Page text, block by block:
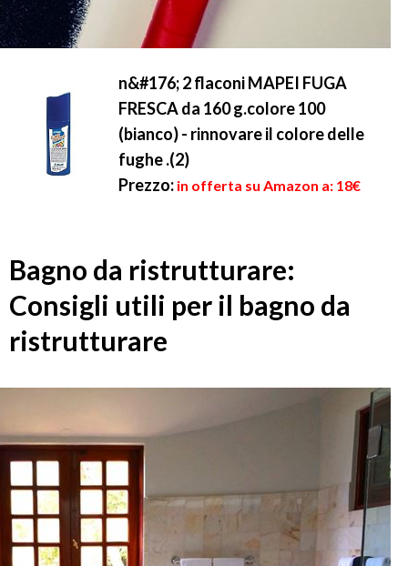
n&#176; 2 flaconi MAPEI FUGA
FRESCA da 160 g.colore 100
(bianco) - rinnovare il colore delle
fughe .(2)
Prezzo: in offerta su Amazon a: 18€
Bagno da ristrutturare:
Consigli utili per il bagno da
ristrutturare